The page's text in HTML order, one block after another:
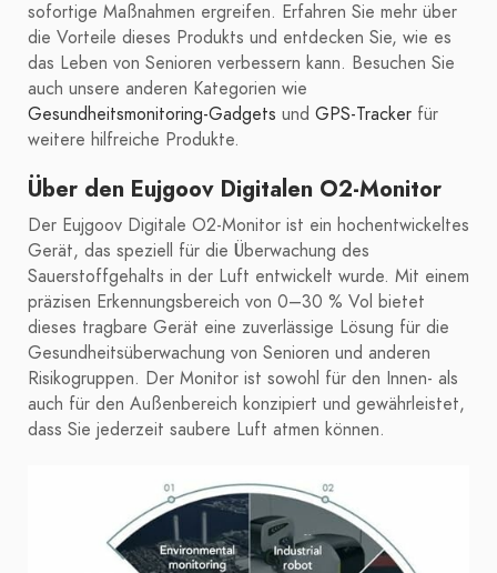
sofortige Maßnahmen ergreifen. Erfahren Sie mehr über
die Vorteile dieses Produkts und entdecken Sie, wie es
das Leben von Senioren verbessern kann. Besuchen Sie
auch unsere anderen Kategorien wie
Gesundheitsmonitoring-Gadgets und GPS-Tracker für
weitere hilfreiche Produkte.
Über den Eujgoov Digitalen O2-Monitor
Der Eujgoov Digitale O2-Monitor ist ein hochentwickeltes
Gerät, das speziell für die Überwachung des
Sauerstoffgehalts in der Luft entwickelt wurde. Mit einem
präzisen Erkennungsbereich von 0–30 % Vol bietet
dieses tragbare Gerät eine zuverlässige Lösung für die
Gesundheitsüberwachung von Senioren und anderen
Risikogruppen. Der Monitor ist sowohl für den Innen- als
auch für den Außenbereich konzipiert und gewährleistet,
dass Sie jederzeit saubere Luft atmen können.